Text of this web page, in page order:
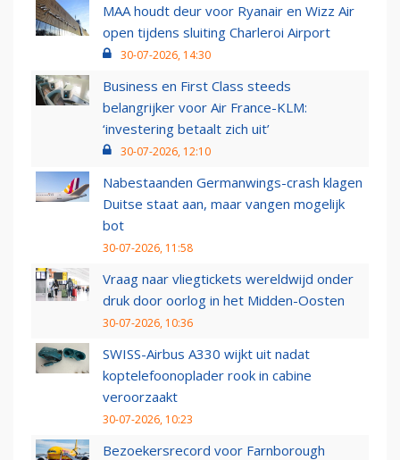
MAA houdt deur voor Ryanair en Wizz Air
open tijdens sluiting Charleroi Airport
30-07-2026, 14:30
Business en First Class steeds
belangrijker voor Air France-KLM:
‘investering betaalt zich uit’
30-07-2026, 12:10
Nabestaanden Germanwings-crash klagen
Duitse staat aan, maar vangen mogelijk
bot
30-07-2026, 11:58
Vraag naar vliegtickets wereldwijd onder
druk door oorlog in het Midden-Oosten
30-07-2026, 10:36
SWISS-Airbus A330 wijkt uit nadat
koptelefoonoplader rook in cabine
veroorzaakt
30-07-2026, 10:23
Bezoekersrecord voor Farnborough